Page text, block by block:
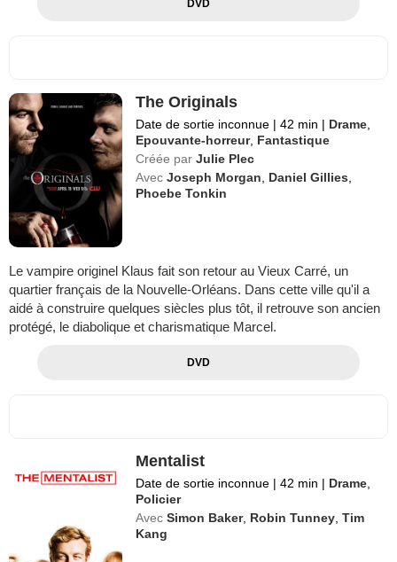
DVD
The Originals
Date de sortie inconnue | 42 min | Drame
Epouvante-horreur, Fantastique
Créée par Julie Plec
Avec Joseph Morgan Daniel Gillies
Phoebe Tonkin
Le vampire originel Klaus fait son retour au Vieux Carré, un
quartier français de la Nouvelle-Orléans. Dans cette ville qu'il a
aidé à construire quelques siècles plus tôt, il retrouve son ancien
protégé, le diabolique et charismatique Marcel.
DVD
Mentalist
Date de sortie inconnue | 42 min | Drame
Policier
Avec Simon Baker, Robin Tunney ,Tim
Kang